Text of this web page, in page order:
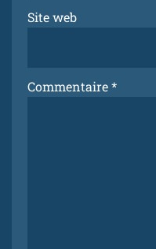
Site web
Commentaire*